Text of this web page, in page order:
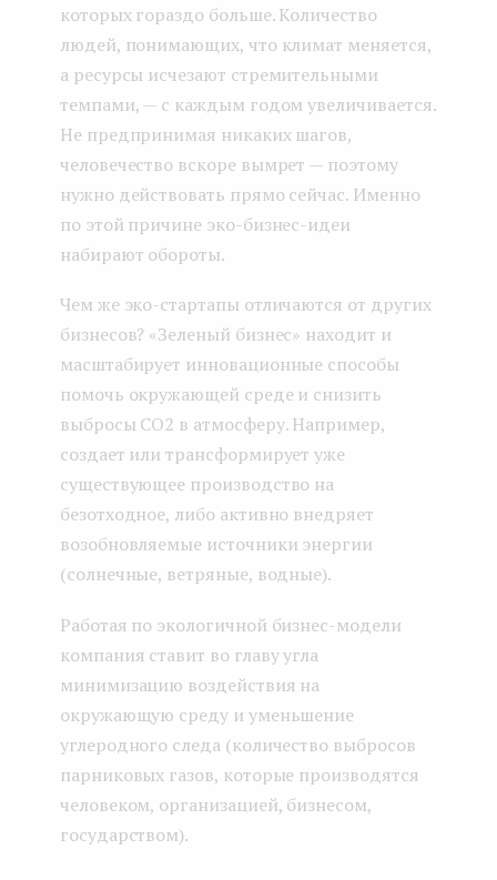
которых гораздо больше. Количество
людей, понимающих, что климат меняется,
а ресурсы исчезают стремительными
темпами, — с каждым годом увеличивается.
Не предпринимая никаких шагов,
человечество вскоре вымрет — поэтому
нужно действовать прямо сейчас. Именно
по этой причине эко-бизнес-идеи
набирают обороты.
Чем же эко-стартапы отличаются от других
бизнесов? «Зеленый бизнес» находит и
масштабирует инновационные способы
помочь окружающей среде и снизить
выбросы CO2 в атмосферу. Например,
создает или трансформирует уже
существующее производство на
безотходное, либо активно внедряет
возобновляемые источники энергии
(солнечные, ветряные, водные).
Работая по экологичной бизнес-модели
компания ставит во главу угла
минимизацию воздействия на
окружающую среду и уменьшение
углеродного следа (количество выбросов
парниковых газов, которые производятся
человеком, организацией, бизнесом,
государством).